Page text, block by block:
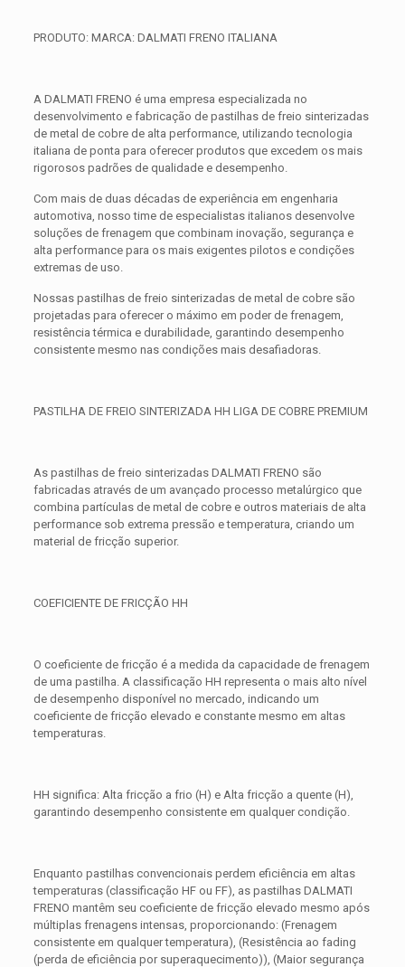
PRODUTO: MARCA: DALMATI FRENO ITALIANA
A DALMATI FRENO é uma empresa especializada no
desenvolvimento e fabricação de pastilhas de freio sinterizadas
de metal de cobre de alta performance, utilizando tecnologia
italiana de ponta para oferecer produtos que excedem os mais
rigorosos padrões de qualidade e desempenho.
Com mais de duas décadas de experiência em engenharia
automotiva, nosso time de especialistas italianos desenvolve
soluções de frenagem que combinam inovação, segurança e
alta performance para os mais exigentes pilotos e condições
extremas de uso.
Nossas pastilhas de freio sinterizadas de metal de cobre são
projetadas para oferecer o máximo em poder de frenagem,
resistência térmica e durabilidade, garantindo desempenho
consistente mesmo nas condições mais desafiadoras.
PASTILHA DE FREIO SINTERIZADA HH LIGA DE COBRE PREMIUM
As pastilhas de freio sinterizadas DALMATI FRENO são
fabricadas através de um avançado processo metalúrgico que
combina partículas de metal de cobre e outros materiais de alta
performance sob extrema pressão e temperatura, criando um
material de fricção superior.
COEFICIENTE DE FRICÇÃO HH
O coeficiente de fricção é a medida da capacidade de frenagem
de uma pastilha. A classificação HH representa o mais alto nível
de desempenho disponível no mercado, indicando um
coeficiente de fricção elevado e constante mesmo em altas
temperaturas.
HH significa: Alta fricção a frio (H) e Alta fricção a quente (H),
garantindo desempenho consistente em qualquer condição.
Enquanto pastilhas convencionais perdem eficiência em altas
temperaturas (classificação HF ou FF), as pastilhas DALMATI
FRENO mantêm seu coeficiente de fricção elevado mesmo após
múltiplas frenagens intensas, proporcionando: (Frenagem
consistente em qualquer temperatura), (Resistência ao fading
(perda de eficiência por superaquecimento)), (Maior segurança